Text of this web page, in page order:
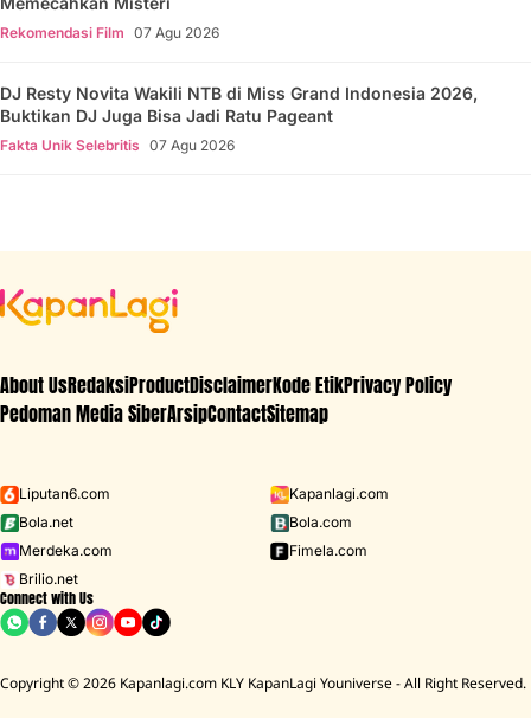
Rekomendasi Film 07 Agu 2026
DJ Resty Novita Wakili NTB di Miss Grand Indonesia 2026,
Buktikan DJ Juga Bisa Jadi Ratu Pageant
Fakta Unik Selebritis 07 Agu 2026
About UsRedaksiProductDisclaimerKode EtikPrivacy Policy
Pedoman Media SiberArsipContactSitemap
Liputan6.com
Kapanlagi.com
Bola.net
Bola.com
Merdeka.com
Fimela.com
Brilio.net
Connect with Us
Copyright © 2026 Kapanlagi.com KLY KapanLagi Youniverse - All Right Reserved.